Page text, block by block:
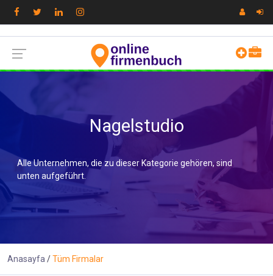
Nagelstudio
Alle Unternehmen, die zu dieser Kategorie gehören, sind
unten aufgeführt.
Anasayfa Tüm Firmalar